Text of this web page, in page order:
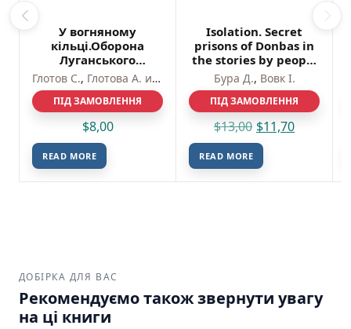
У вогняному
кільці.Оборона
Луганського
аеропорту – Глотов
С.,Глотова А. и др. –
Фоліо
Глотов С., Глотова А. и др.
ПІД ЗАМОВЛЕННЯ
$8,00
READ MORE
Isolation. Secret
prisons of Donbas in
the stories by people
saved from torture
and death – Вовк І.,
Бура Д. – Фоліо
Бура Д., Вовк І.
ПІД ЗАМОВЛЕННЯ
$13,00 $11,70
READ MORE
ДОБІРКА ДЛЯ ВАС
Рекомендуємо також звернути увагу
на ці книги